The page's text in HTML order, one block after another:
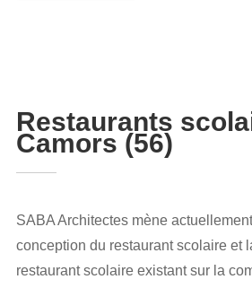
Restaurants
Camors (56)
SABA Architectes mène
conception du restaurant scolaire et
restaurant scolaire existant sur la